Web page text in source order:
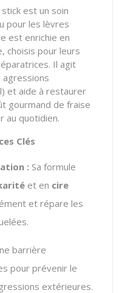
est un soin
pour les lèvres
est enrichie en
choisis pour leurs
Il agit
agressions
et aide à restaurer
gourmand de fraise
au quotidien.
Clés
: Sa formule
et en cire
et répare les
barrière
pour prévenir le
extérieures.